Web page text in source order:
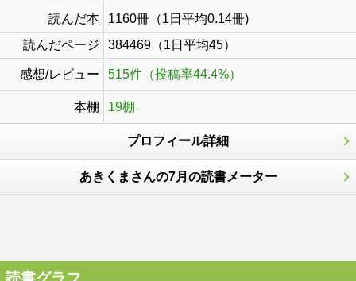
読んだ本
1160冊（1日平均0.14冊)
読んだページ
384469（1日平均45）
感想/レビュー 515件（投稿率44.4%）
本棚 19棚
プロフィール詳細
あきくまさんの7月の読書メーター